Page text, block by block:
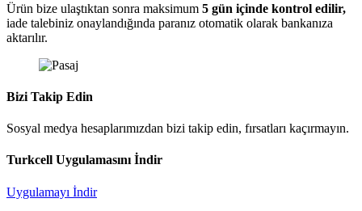
Ürün bize ulaştıktan sonra maksimum 5 gün içinde kontrol edilir,
iade talebiniz onaylandığında paranız otomatik olarak bankanıza
aktarılır.
Bizi Takip Edin
Sosyal medya hesaplarımızdan bizi takip edin, fırsatları kaçırmayın.
Turkcell Uygulamasını İndir
Uygulamayı İndir